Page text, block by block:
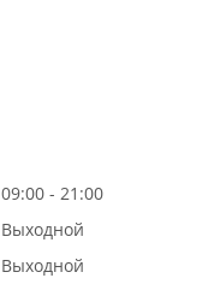
09:00 - 21:00
Выходной
Выходной